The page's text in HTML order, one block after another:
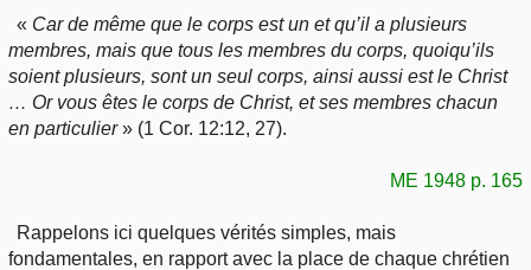
« Car de même que le corps est un et qu’il a plusieurs
membres, mais que tous les membres du corps, quoiqu’ils
soient plusieurs, sont un seul corps, ainsi aussi est le Christ
… Or vous êtes le corps de Christ, et ses membres chacun
en particulier» (1 Cor. 12:12, 27).
ME 1948 p. 165
Rappelons ici quelques vérités simples, mais
fondamentales, en rapport avec la place de chaque chrétien